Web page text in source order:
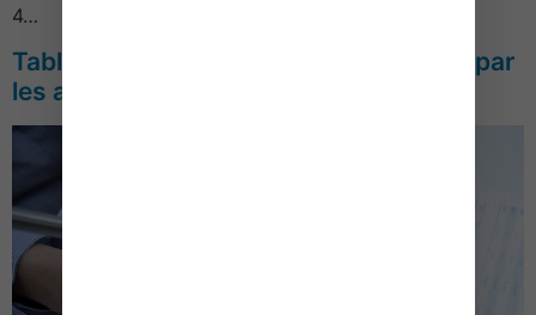
4…
Tableau des cotisations sociales dues par
les artisans – Année 2022